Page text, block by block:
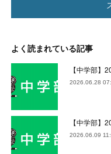
よく読まれている記事
【中学部】
2026.06.28
【中学部】
2026.06.09